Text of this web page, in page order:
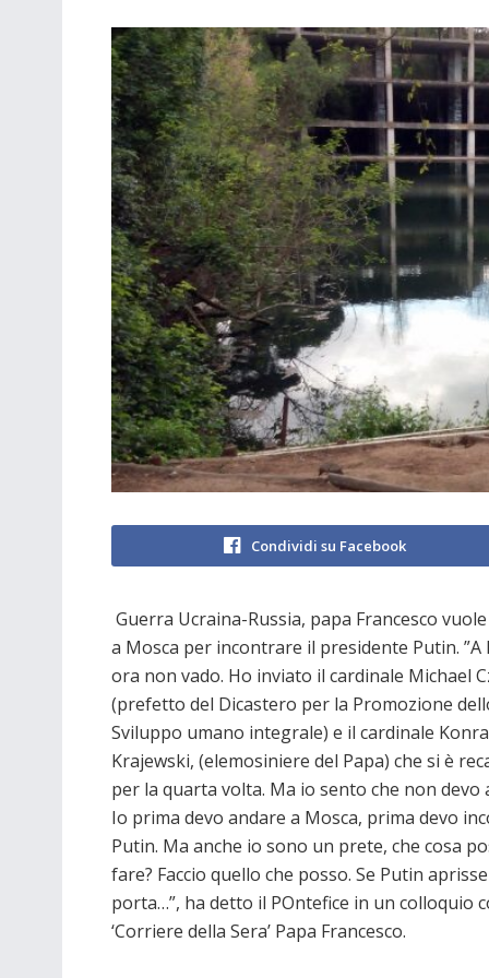
Condividi su Facebook
Guerra Ucraina-Russia, papa Francesco
a Mosca per incontrare il presidente Putin. ”A
ora non vado. Ho inviato il cardinale Michael
(prefetto del Dicastero per la Promozione
Sviluppo umano integrale) e il cardinale
Krajewski, (elemosiniere del Papa) che si è
per la quarta volta. Ma io sento che non devo
Io prima devo andare a Mosca, prima devo
Putin. Ma anche io sono un prete, che cosa
fare? Faccio quello che posso. Se Putin
porta…”, ha detto il POntefice in un colloquio
‘Corriere della Sera’ Papa Francesco.